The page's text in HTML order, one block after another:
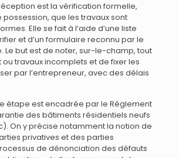
est la vérification formelle,
que les travaux sont
Elle se fait à l’aide d’une liste
et d’un formulaire reconnu par le
Le but est de noter, sur-le-champ, tout
travaux incomplets et de fixer les
par l’entrepreneur, avec des délais
étape est encadrée par le Règlement
des bâtiments résidentiels neufs
On y précise notamment la notion de
privatives et des parties
de dénonciation des défauts